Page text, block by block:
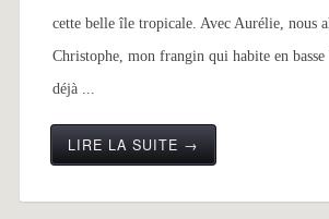
cette belle île tropicale. Avec Aurélie, nous
Christophe, mon frangin qui habite en basse
déjà ...
LIRE LA SUITE →